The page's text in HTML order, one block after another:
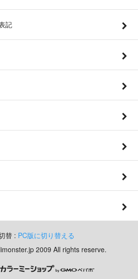
記
替 : PC版に切り替える
2009 All rights reserve.